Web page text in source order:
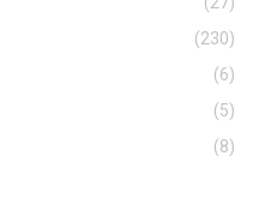
(230)
(6)
(5)
(8)